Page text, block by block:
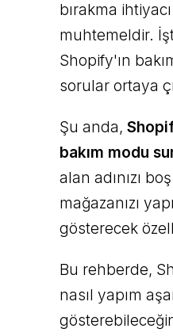
bırakma
muhtemeldir.
Shopify'ın
sorular ortaya
Şu anda,
bakım modu
alan adınızı
mağazanızı
gösterecek
Bu rehberde,
nasıl yapım